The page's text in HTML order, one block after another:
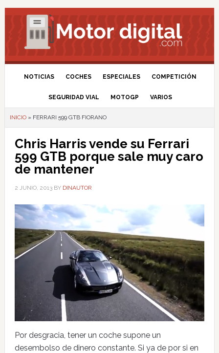
NOTICIAS COCHES ESPECIALES COMPETICIÓN
SEGURIDAD VIAL MOTOGP VARIOS
INICIO» FERRARI 599 GTB FIORANO
Chris Harris vende su Ferrari
599 GTB porque sale muy caro
de mantener
2 JUNIO, 2013BY DINAUTOR
Por desgracia, tener un coche supone un
desembolso de dinero constante. Si ya de por si en